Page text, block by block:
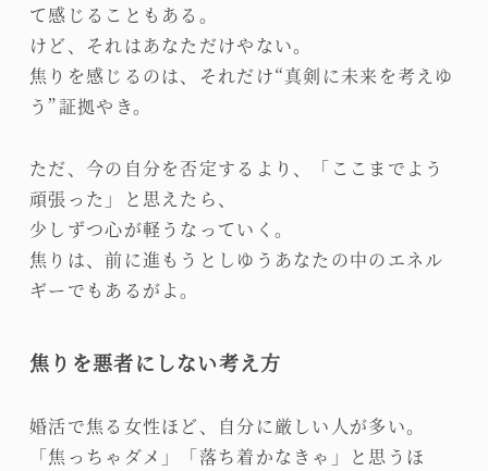
て感じることもある。
けど、それはあなただけやない。
焦りを感じるのは、それだけ“真剣に未来を考えゆ
う”証拠やき。
ただ、今の自分を否定するより、「ここまでよう
頑張った」と思えたら、
少しずつ心が軽うなっていく。
焦りは、前に進もうとしゆうあなたの中のエネル
ギーでもあるがよ。
焦りを悪者にしない考え方
婚活で焦る女性ほど、自分に厳しい人が多い。
「焦っちゃダメ」「落ち着かなきゃ」と思うほ